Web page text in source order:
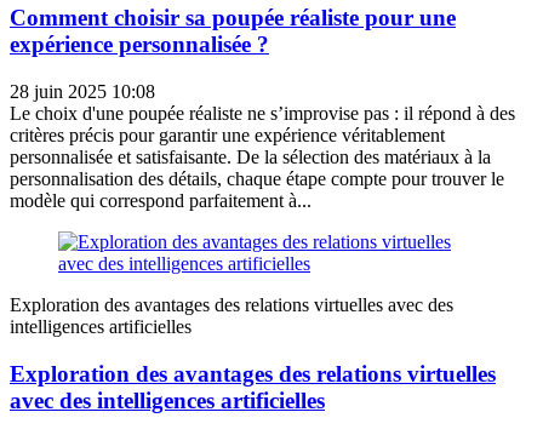
Comment choisir sa poupée réaliste pour une
expérience personnalisée ?
28 juin 2025 10:08
Le choix d'une poupée réaliste ne s’improvise pas : il répond à des
critères précis pour garantir une expérience véritablement
personnalisée et satisfaisante. De la sélection des matériaux à la
personnalisation des détails, chaque étape compte pour trouver le
modèle qui correspond parfaitement à...
Exploration des avantages des relations virtuelles avec des
intelligences artificielles
Exploration des avantages des relations virtuelles
avec des intelligences artificielles